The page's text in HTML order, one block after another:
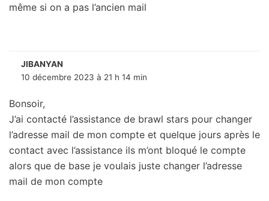
même si on a pas l’ancien mail
JIBANYAN
10 décembre 2023 à 21 h 14 min
Bonsoir,
J’ai contacté l’assistance de brawl stars pour changer
l’adresse mail de mon compte et quelque jours après le
contact avec l’assistance ils m’ont bloqué le compte
alors que de base je voulais juste changer l’adresse
mail de mon compte